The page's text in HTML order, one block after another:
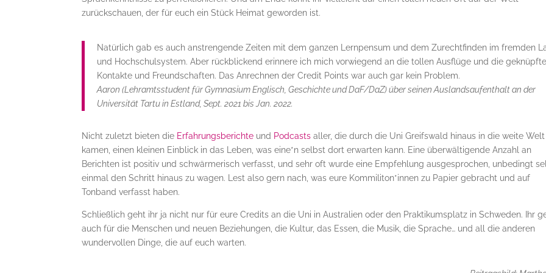
zurückschauen, der für euch ein Stück Heimat geworden ist.
Natürlich gab es auch anstrengende Zeiten mit dem ganzen Lernpensum und dem Zurechtfinden im fremden
und Hochschulsystem. Aber rückblickend erinnere ich mich vorwiegend an die tollen Ausflüge und die
Kontakte und Freundschaften. Das Anrechnen der Credit Points war auch gar kein Problem.
Aaron (Lehramtsstudent für Gymnasium Englisch, Geschichte und DaF/DaZ) über seinen Auslandsaufenthalt an der
Universität Tartu in Estland, Sept. 2021 bis Jan. 2022.
Nicht zuletzt bieten die Erfahrungsberichte und Podcasts aller, die durch die Uni Greifswald hinaus in die weite Welt
kamen, einen kleinen Einblick in das Leben, was eine*n selbst dort erwarten kann. Eine überwältigende Anzahl an
Berichten ist positiv und schwärmerisch verfasst, und sehr oft wurde eine Empfehlung ausgesprochen, unbedingt
einmal den Schritt hinaus zu wagen. Lest also gern nach, was eure Kommiliton*innen zu Papier gebracht und auf
Tonband verfasst haben.
Schließlich geht ihr ja nicht nur für eure Credits an die Uni in Australien oder den Praktikumsplatz in Schweden. Ihr
auch für die Menschen und neuen Beziehungen, die Kultur, das Essen, die Musik, die Sprache… und all die anderen
wundervollen Dinge, die auf euch warten.